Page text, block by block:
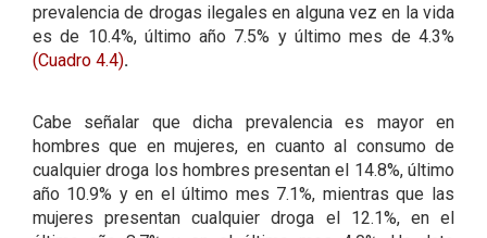
prevalencia de drogas ilegales en alguna vez en la vida
es de 10.4%, último año 7.5% y último mes de 4.3%
(Cuadro 4.4).
Cabe señalar que dicha prevalencia es mayor en
hombres que en mujeres, en cuanto al consumo de
cualquier droga los hombres presentan el 14.8%, último
año 10.9% y en el último mes 7.1%, mientras que las
mujeres presentan cualquier droga el 12.1%, en el